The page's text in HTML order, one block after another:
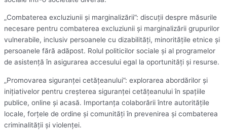
„Combaterea excluziunii și marginalizării”: discuții despre măsurile
necesare pentru combaterea excluziunii și marginalizării grupurilor
vulnerabile, inclusiv persoanele cu dizabilități, minoritățile etnice și
persoanele fără adăpost. Rolul politicilor sociale și al programelor
de asistență în asigurarea accesului egal la oportunități și resurse.
„Promovarea siguranței cetățeanului”: explorarea abordărilor și
inițiativelor pentru creșterea siguranței cetățeanului în spațiile
publice, online și acasă. Importanța colaborării între autoritățile
locale, forțele de ordine și comunități în prevenirea și combaterea
criminalității și violenței.